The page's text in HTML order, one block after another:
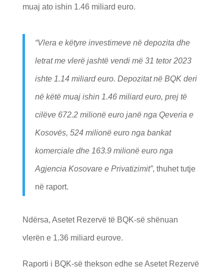
muaj ato ishin 1.46 miliard euro.
“Vlera e këtyre investimeve në depozita dhe
letrat me vlerë jashtë vendi më 31 tetor 2023
ishte 1.14 miliard euro. Depozitat në BQK deri
në këtë muaj ishin 1.46 miliard euro, prej të
cilëve 672.2 milionë euro janë nga Qeveria e
Kosovës, 524 milionë euro nga bankat
komerciale dhe 163.9 milionë euro nga
Agjencia Kosovare e Privatizimit”, thuhet tutje
në raport.
Ndërsa, Asetet Rezervë të BQK-së shënuan
vlerën e 1.36 miliard eurove.
Raporti i BQK-së thekson edhe se Asetet Rezervë